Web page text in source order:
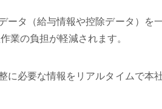
タ（給与情報や控除データ）を
の負担が軽減されます。
に必要な情報をリアルタイムで本